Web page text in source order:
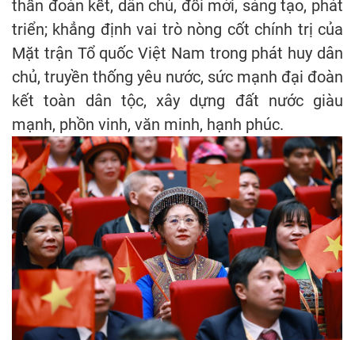
thần đoàn kết, dân chủ, đổi mới, sáng tạo, phát
triển; khẳng định vai trò nòng cốt chính trị của
Mặt trận Tổ quốc Việt Nam trong phát huy dân
chủ, truyền thống yêu nước, sức mạnh đại đoàn
kết toàn dân tộc, xây dựng đất nước giàu
mạnh, phồn vinh, văn minh, hạnh phúc.